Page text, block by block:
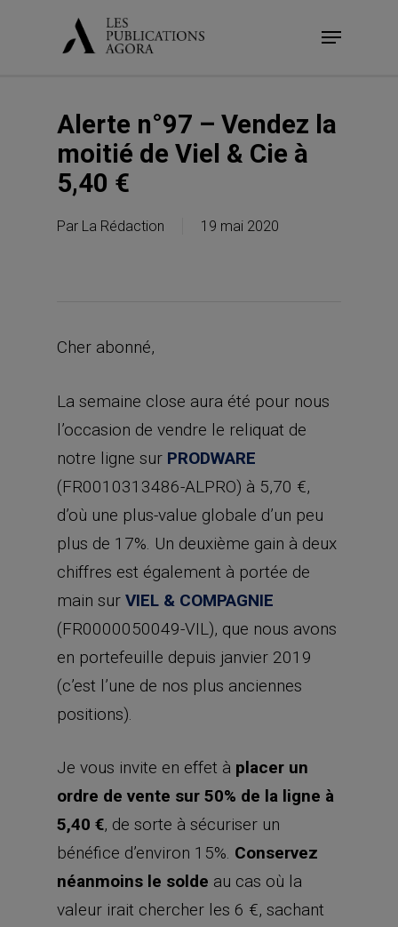
Menu
Alerte n°97 – Vendez la
moitié de Viel & Cie à
5,40 €
Par La Rédaction 19 mai 2020
Cher abonné,
La semaine close aura été pour nous
l’occasion de vendre le reliquat de
notre ligne sur PRODWARE
(FR0010313486-ALPRO) à 5,70 €,
d’où une plus-value globale d’un peu
plus de 17%. Un deuxième gain à deux
chiffres est également à portée de
main sur VIEL & COMPAGNIE
(FR0000050049-VIL), que nous avons
en portefeuille depuis janvier 2019
(c’est l’une de nos plus anciennes
positions).
Je vous invite en effet à placer un
ordre de vente sur 50% de la ligne à
5,40 €, de sorte à sécuriser un
bénéfice d’environ 15%. Conservez
néanmoins le solde au cas où la
valeur irait chercher les 6 €, sachant